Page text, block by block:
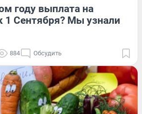
году выплата на
1 Сентября? Мы узнали
884 Обсудить